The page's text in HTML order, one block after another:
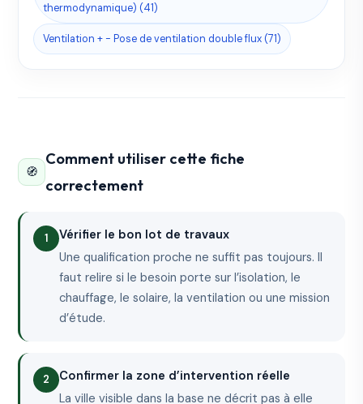
thermodynamique) (41)
Ventilation + - Pose de ventilation double flux (71)
🧭
Comment utiliser cette fiche
correctement
Vérifier le bon lot de travaux
Une qualification proche ne suffit pas toujours. Il
faut relire si le besoin porte sur l’isolation, le
chauffage, le solaire, la ventilation ou une mission
d’étude.
Confirmer la zone d’intervention réelle
La ville visible dans la base ne décrit pas à elle